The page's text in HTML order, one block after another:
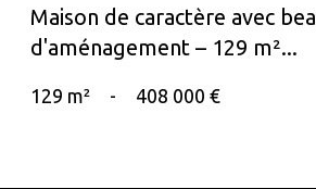
Maison de caractère avec
d'aménagement – 129 m²...
129 m² - 408 000 €